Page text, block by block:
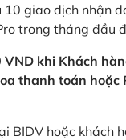
10 giao dịch nhận
trong tháng đầu
khi Khách
thanh toán hoặc
BIDV hoặc khách